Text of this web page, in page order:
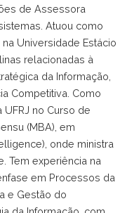
de Assessora
Atuou como
Universidade Estácio
relacionadas à
da Informação,
Competitiva. Como
no Curso de
(MBA), em
onde ministra
Tem experiência na
em Processos da
e Gestão do